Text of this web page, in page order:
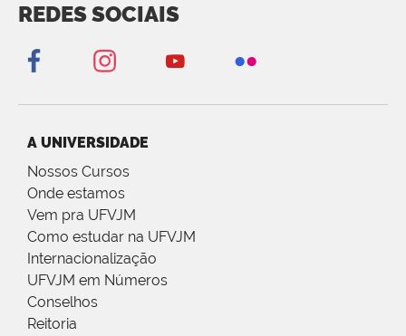
REDES SOCIAIS
A UNIVERSIDADE
Nossos Cursos
Onde estamos
Vem pra UFVJM
Como estudar na UFVJM
Internacionalização
UFVJM em Números
Conselhos
Reitoria